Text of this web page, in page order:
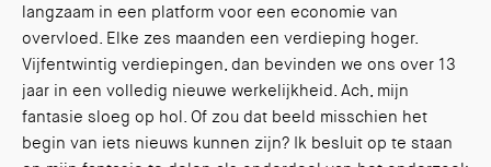
langzaam in een platform voor een economie van
overvloed. Elke zes maanden een verdieping hoger.
Vijfentwintig verdiepingen, dan bevinden we ons over 13
jaar in een volledig nieuwe werkelijkheid. Ach, mijn
fantasie sloeg op hol. Of zou dat beeld misschien het
begin van iets nieuws kunnen zijn? Ik besluit op te staan